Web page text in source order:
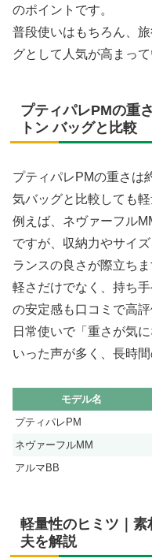
のポイントです。
普段使いはもちろん、
グとして人気が高まって
プティパレPMの重
トン バッグと比較
プティパレPMの重さは
気バッグと比較しても軽
例えば、ネヴァーフル
ですが、収納力やサイ
ランスの良さが際立ちま
軽さだけでなく、持ち
の安定感も口コミで高評
日常使いで「重さが気
いった声が多く、長時
モデル名
プティパレPM
ネヴァーフルMM
アルマBB
軽量性のヒミツ｜
夫を解説